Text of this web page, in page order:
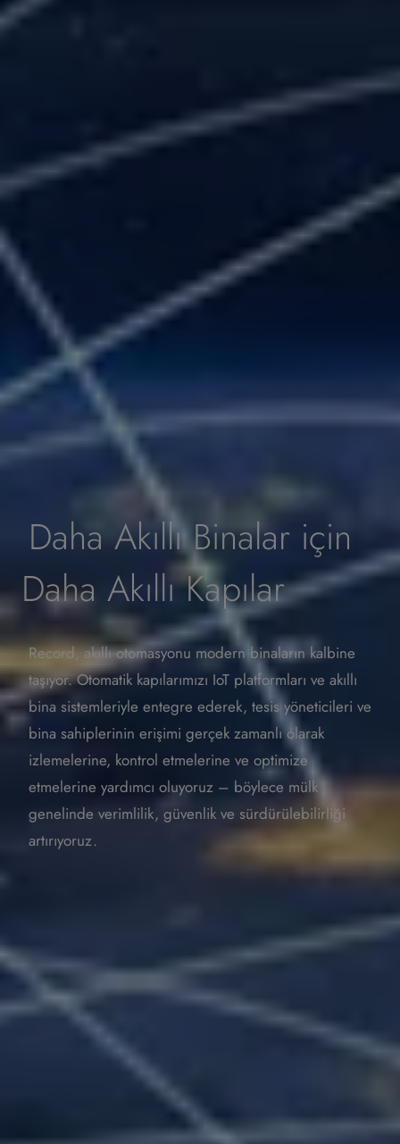
Daha Akıllı Binalar için
Daha Akıllı Kapılar
Record, akıllı otomasyonu modern binaların kalbine
taşıyor. Otomatik kapılarımızı IoT platformları ve akıllı
bina sistemleriyle entegre ederek, tesis yöneticileri ve
bina sahiplerinin erişimi gerçek zamanlı olarak
izlemelerine, kontrol etmelerine ve optimize
etmelerine yardımcı oluyoruz – böylece mülk
genelinde verimlilik, güvenlik ve sürdürülebilirliği
artırıyoruz.